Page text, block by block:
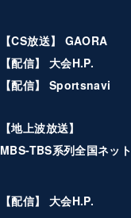
【CS放送】 GAORA
【配信】 大会H.P.
【配信】 Sportsnavi
【地上波放送】
MBS-TBS系列全国ネット
【配信】 大会H.P.